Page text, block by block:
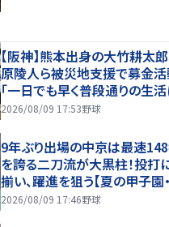
【阪神】熊本出身の大竹耕太郎
原陵人ら被災地支援で募金
「一日でも早く普段通りの生活
2026/08/09 17:53野球
9年ぶり出場の中京は最速
を誇る二刀流が大黒柱！投打
揃い、躍進を狙う【夏の甲子園
チ入り選手】
2026/08/09 17:46野球